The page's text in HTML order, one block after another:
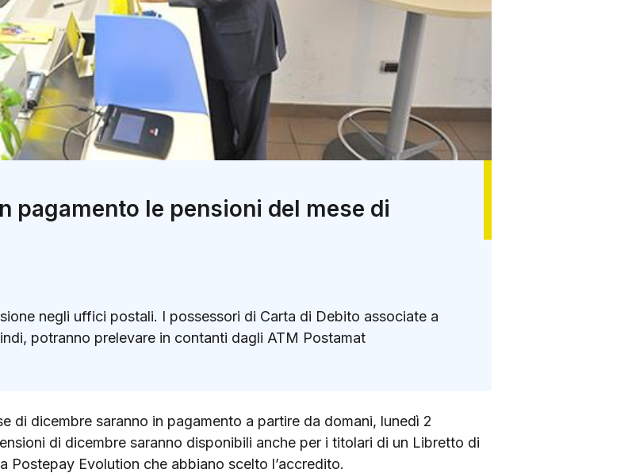
pagamento le pensioni del mese di
negli uffici postali. I possessori di Carta di Debito associate a
potranno prelevare in contanti dagli ATM Postamat
di dicembre saranno in pagamento a partire da domani, lunedì 2
di dicembre saranno disponibili anche per i titolari di un Libretto di
Postepay Evolution che abbiano scelto l’accredito.